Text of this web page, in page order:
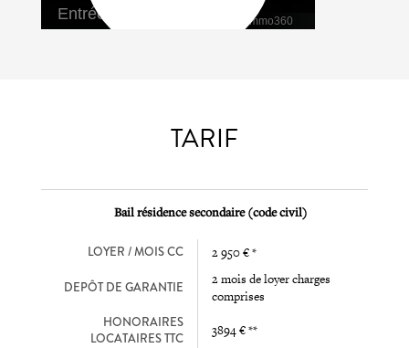
TARIF
Bail résidence secondaire (code civil)
LOYER / MOIS CC 2 950 € *
DEPÔT DE GARANTIE
2 mois de loyer charges
comprises
HONORAIRES
LOCATAIRES TTC
3894 € **